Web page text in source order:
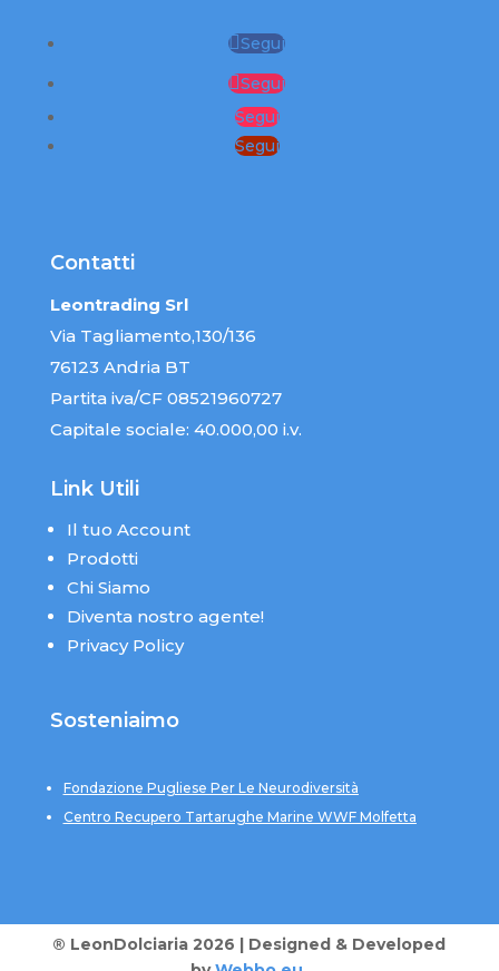
Segui
Segui
Segui
Segui
Contatti
Leontrading Srl
Via Tagliamento,130/136
76123 Andria BT
Partita iva/CF 08521960727
Capitale sociale: 40.000,00 i.v.
Link Utili
Il tuo Account
Prodotti
Chi Siamo
Diventa nostro agente!
Privacy Policy
Sosteniaimo
Fondazione Pugliese Per Le Neurodiversità
Centro Recupero Tartarughe Marine WWF Molfetta
® LeonDolciaria 2026 | Designed & Developed